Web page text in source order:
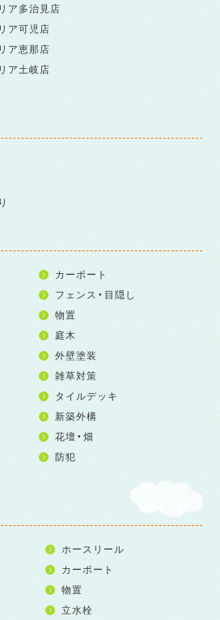
ア多治見店
ア可児店
ア恵那店
ア土岐店
カーポート
フェンス・目隠し
物置
庭木
外壁塗装
雑草対策
タイルデッキ
新築外構
花壇・畑
防犯
ホースリール
カーポート
物置
立水栓